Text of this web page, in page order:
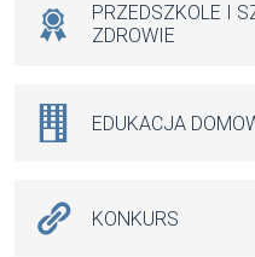
PRZEDSZKOLE I
ZDROWIE
EDUKACJA
KONKURS